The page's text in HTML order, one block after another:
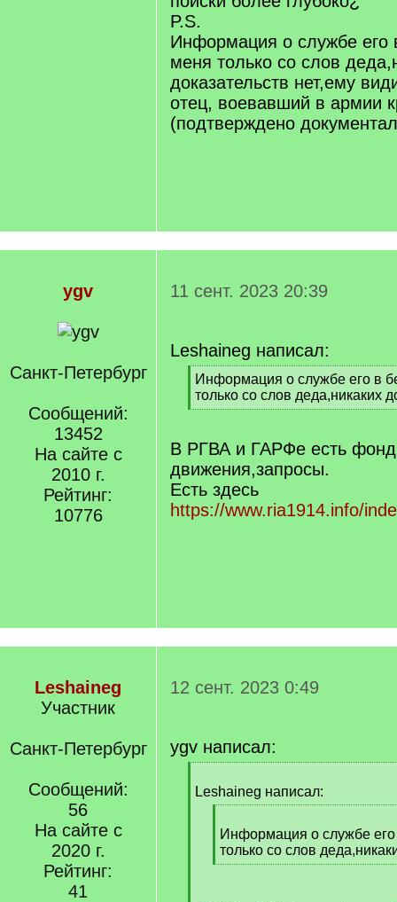
P.S.
Информация о службе его
меня только со слов
доказательств нет,ему
отец, воевавший в армии
(подтверждено
ygv
Санкт-Петербург
Сообщений:
13452
На сайте с
2010 г.
Рейтинг:
10776
11 сент. 2023 20:39
Leshaineg написал:
[
q
]
Информация о службе его в
только со слов деда,никаких
[
q
В РГВА и ГАРФе есть
движения,запросы.
Есть здесь
https://www.ria1914.info/
Leshaineg
Участник
Санкт-Петербург
Сообщений:
56
На сайте с
2020 г.
Рейтинг:
41
12 сент. 2023 0:49
ygv написал:
qLeshaineg написал:
q
]
Информация о службе
только со слов
[